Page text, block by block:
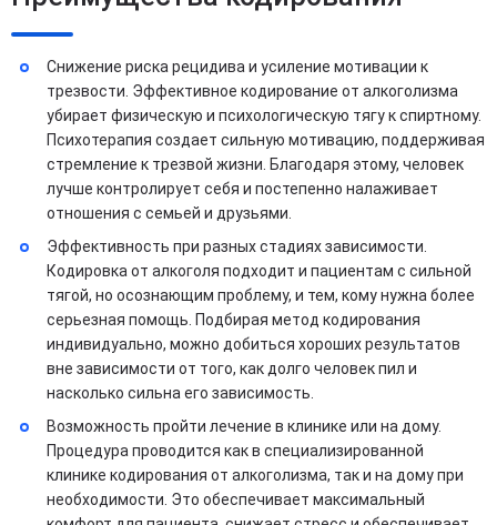
Снижение риска рецидива и усиление мотивации к
трезвости. Эффективное кодирование от алкоголизма
убирает физическую и психологическую тягу к спиртному.
Психотерапия создает сильную мотивацию, поддерживая
стремление к трезвой жизни. Благодаря этому, человек
лучше контролирует себя и постепенно налаживает
отношения с семьей и друзьями.
Эффективность при разных стадиях зависимости.
Кодировка от алкоголя подходит и пациентам с сильной
тягой, но осознающим проблему, и тем, кому нужна более
серьезная помощь. Подбирая метод кодирования
индивидуально, можно добиться хороших результатов
вне зависимости от того, как долго человек пил и
насколько сильна его зависимость.
Возможность пройти лечение в клинике или на дому.
Процедура проводится как в специализированной
клинике кодирования от алкоголизма, так и на дому при
необходимости. Это обеспечивает максимальный